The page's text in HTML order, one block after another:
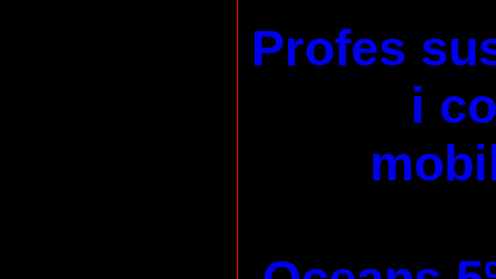
Profes
i